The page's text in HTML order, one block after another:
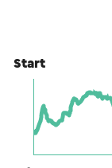
Start